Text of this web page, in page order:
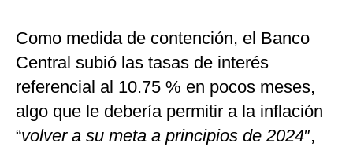
Como medida de contención, el Banco
Central subió las tasas de interés
referencial al 10.75 % en pocos meses,
algo que le debería permitir a la inflación
“volver a su meta a principios de 2024″,